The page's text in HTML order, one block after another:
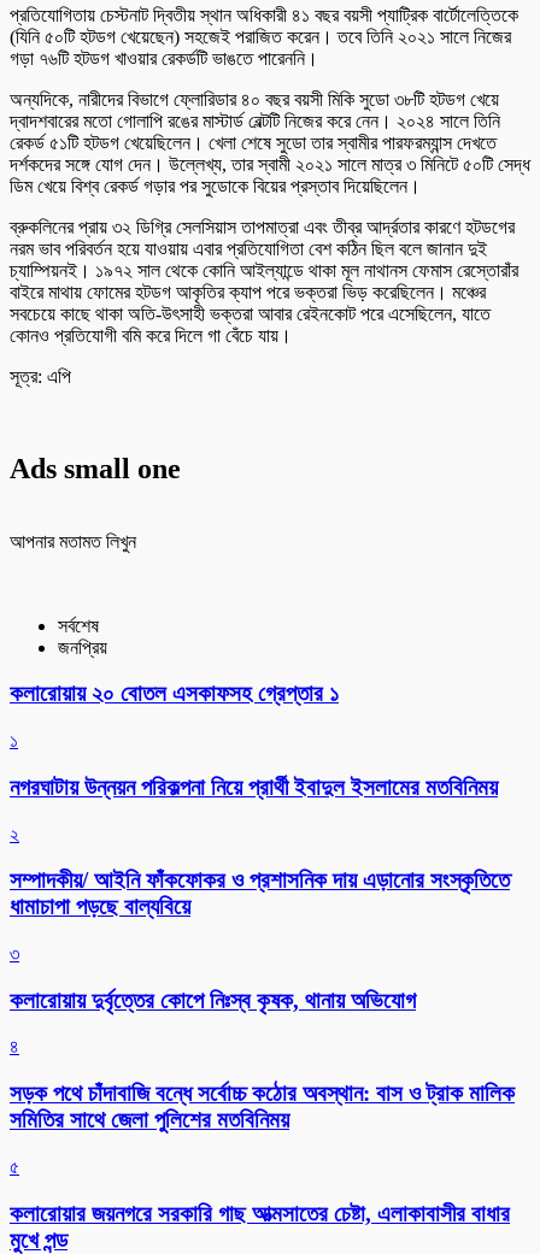
প্রতিযোগিতায় চেস্টনাট দ্বিতীয় স্থান অধিকারী ৪১ বছর বয়সী প্যাট্রিক বার্টোলেত্তিকে
(যিনি ৫০টি হটডগ খেয়েছেন) সহজেই পরাজিত করেন। তবে তিনি ২০২১ সালে নিজের
গড়া ৭৬টি হটডগ খাওয়ার রেকর্ডটি ভাঙতে পারেননি।
অন্যদিকে, নারীদের বিভাগে ফ্লোরিডার ৪০ বছর বয়সী মিকি সুডো ৩৮টি হটডগ খেয়ে
দ্বাদশবারের মতো গোলাপি রঙের মাস্টার্ড বেল্টটি নিজের করে নেন। ২০২৪ সালে তিনি
রেকর্ড ৫১টি হটডগ খেয়েছিলেন। খেলা শেষে সুডো তার স্বামীর পারফরম্যান্স দেখতে
দর্শকদের সঙ্গে যোগ দেন। উল্লেখ্য, তার স্বামী ২০২১ সালে মাত্র ৩ মিনিটে ৫০টি সেদ্ধ
ডিম খেয়ে বিশ্ব রেকর্ড গড়ার পর সুডোকে বিয়ের প্রস্তাব দিয়েছিলেন।
ব্রুকলিনের প্রায় ৩২ ডিগ্রি সেলসিয়াস তাপমাত্রা এবং তীব্র আর্দ্রতার কারণে হটডগের
নরম ভাব পরিবর্তন হয়ে যাওয়ায় এবার প্রতিযোগিতা বেশ কঠিন ছিল বলে জানান দুই
চ্যাম্পিয়নই। ১৯৭২ সাল থেকে কোনি আইল্যান্ডে থাকা মূল নাথানস ফেমাস রেস্তোরাঁর
বাইরে মাথায় ফোমের হটডগ আকৃতির ক্যাপ পরে ভক্তরা ভিড় করেছিলেন। মঞ্চের
সবচেয়ে কাছে থাকা অতি-উৎসাহী ভক্তরা আবার রেইনকোট পরে এসেছিলেন, যাতে
কোনও প্রতিযোগী বমি করে দিলে গা বেঁচে যায়।
সূত্র: এপি
Ads small one
আপনার মতামত লিখুন
সর্বশেষ
জনপ্রিয়
কলারোয়ায় ২০ বোতল এসকাফসহ গ্রেপ্তার ১
১
নগরঘাটায় উন্নয়ন পরিকল্পনা নিয়ে প্রার্থী ইবাদুল ইসলামের মতবিনিময়
২
সম্পাদকীয়/ আইনি ফাঁকফোকর ও প্রশাসনিক দায় এড়ানোর সংস্কৃতিতে
ধামাচাপা পড়ছে বাল্যবিয়ে
৩
কলারোয়ায় দুর্বৃত্তের কোপে নিঃস্ব কৃষক, থানায় অভিযোগ
৪
সড়ক পথে চাঁদাবাজি বন্ধে সর্বোচ্চ কঠোর অবস্থান: বাস ও ট্রাক মালিক
সমিতির সাথে জেলা পুলিশের মতবিনিময়
৫
কলারোয়ার জয়নগরে সরকারি গাছ আত্মসাতের চেষ্টা, এলাকাবাসীর বাধার
মুখে পন্ড